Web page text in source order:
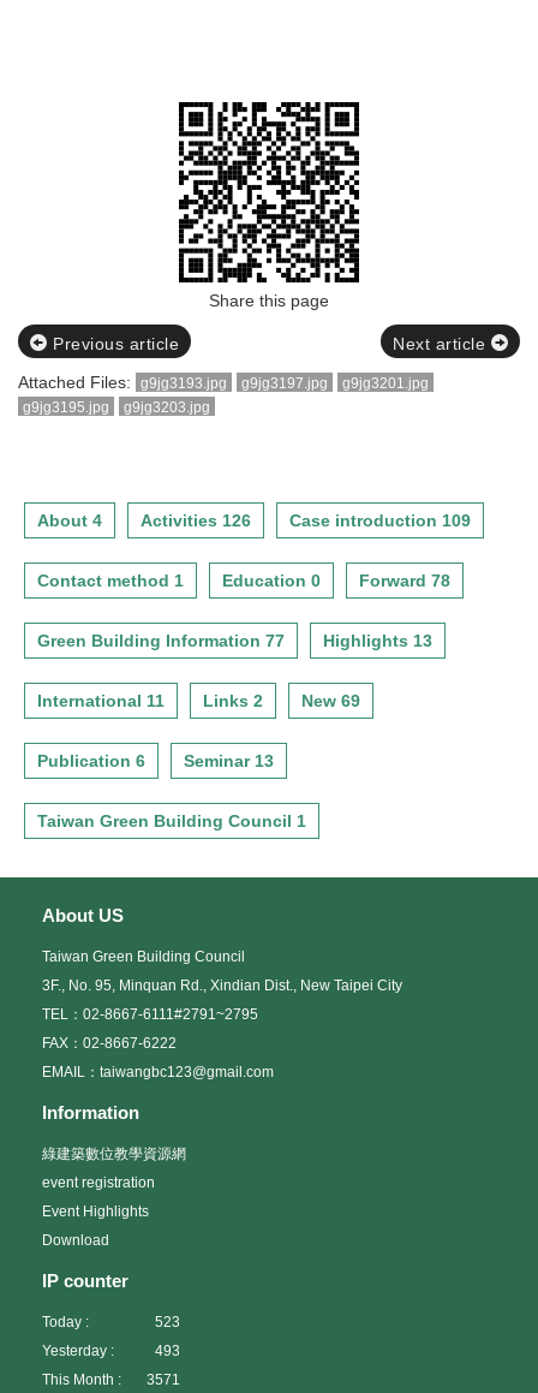
Share this page
Previous article
Next article
Attached Files:
g9jg3193.jpg g9jg3197.jpg
g9jg3201.jpg
g9jg3195.jpg
g9jg3203.jpg
About 4 Activities 126 Case introduction 109
Contact method 1 Education 0 Forward 78
Green Building Information 77 Highlights 13
International 11 Links 2 New 69
Publication 6 Seminar 13
Taiwan Green Building Council 1
About US
Taiwan Green Building Council
3F., No. 95, Minquan Rd., Xindian Dist., New Taipei City
TEL：02-8667-6111#2791~2795
FAX：02-8667-6222
EMAIL：taiwangbc123@gmail.com
Information
綠建築數位教學資源網
event registration
Event Highlights
Download
IP counter
Today :
523
Yesterday :
493
This Month :
3571